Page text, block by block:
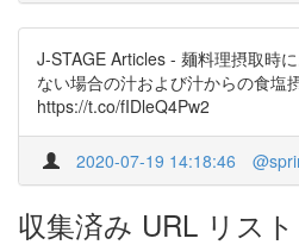
J-STAGE Articles - 麺料理摂取時
ない場合の汁および汁からの食塩
https://t.co/fIDleQ4Pw2
2020-07-19 14:18:46
収集済み URL リスト